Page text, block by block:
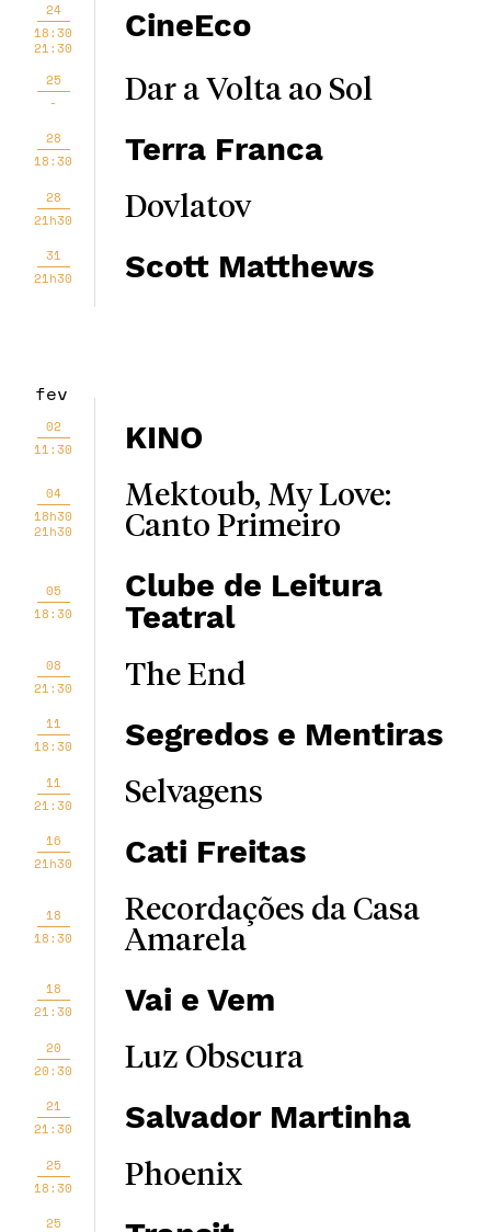
24
18:30
21:30
CineEco
25
-
Dar a Volta ao Sol
28
18:30
Terra Franca
28
21h30
Dovlatov
31
21h30
Scott Matthews
fev
02
11:30
KINO
04
18h30
21h30
Mektoub, My Love:
Canto Primeiro
05
18:30
Clube de Leitura
Teatral
08
21:30
The End
11
18:30
Segredos e Mentiras
11
21:30
Selvagens
16
21h30
Cati Freitas
18
18:30
Recordações da Casa
Amarela
18
21:30
Vai e Vem
20
20:30
Luz Obscura
21
21:30
Salvador Martinha
25
18:30
Phoenix
25